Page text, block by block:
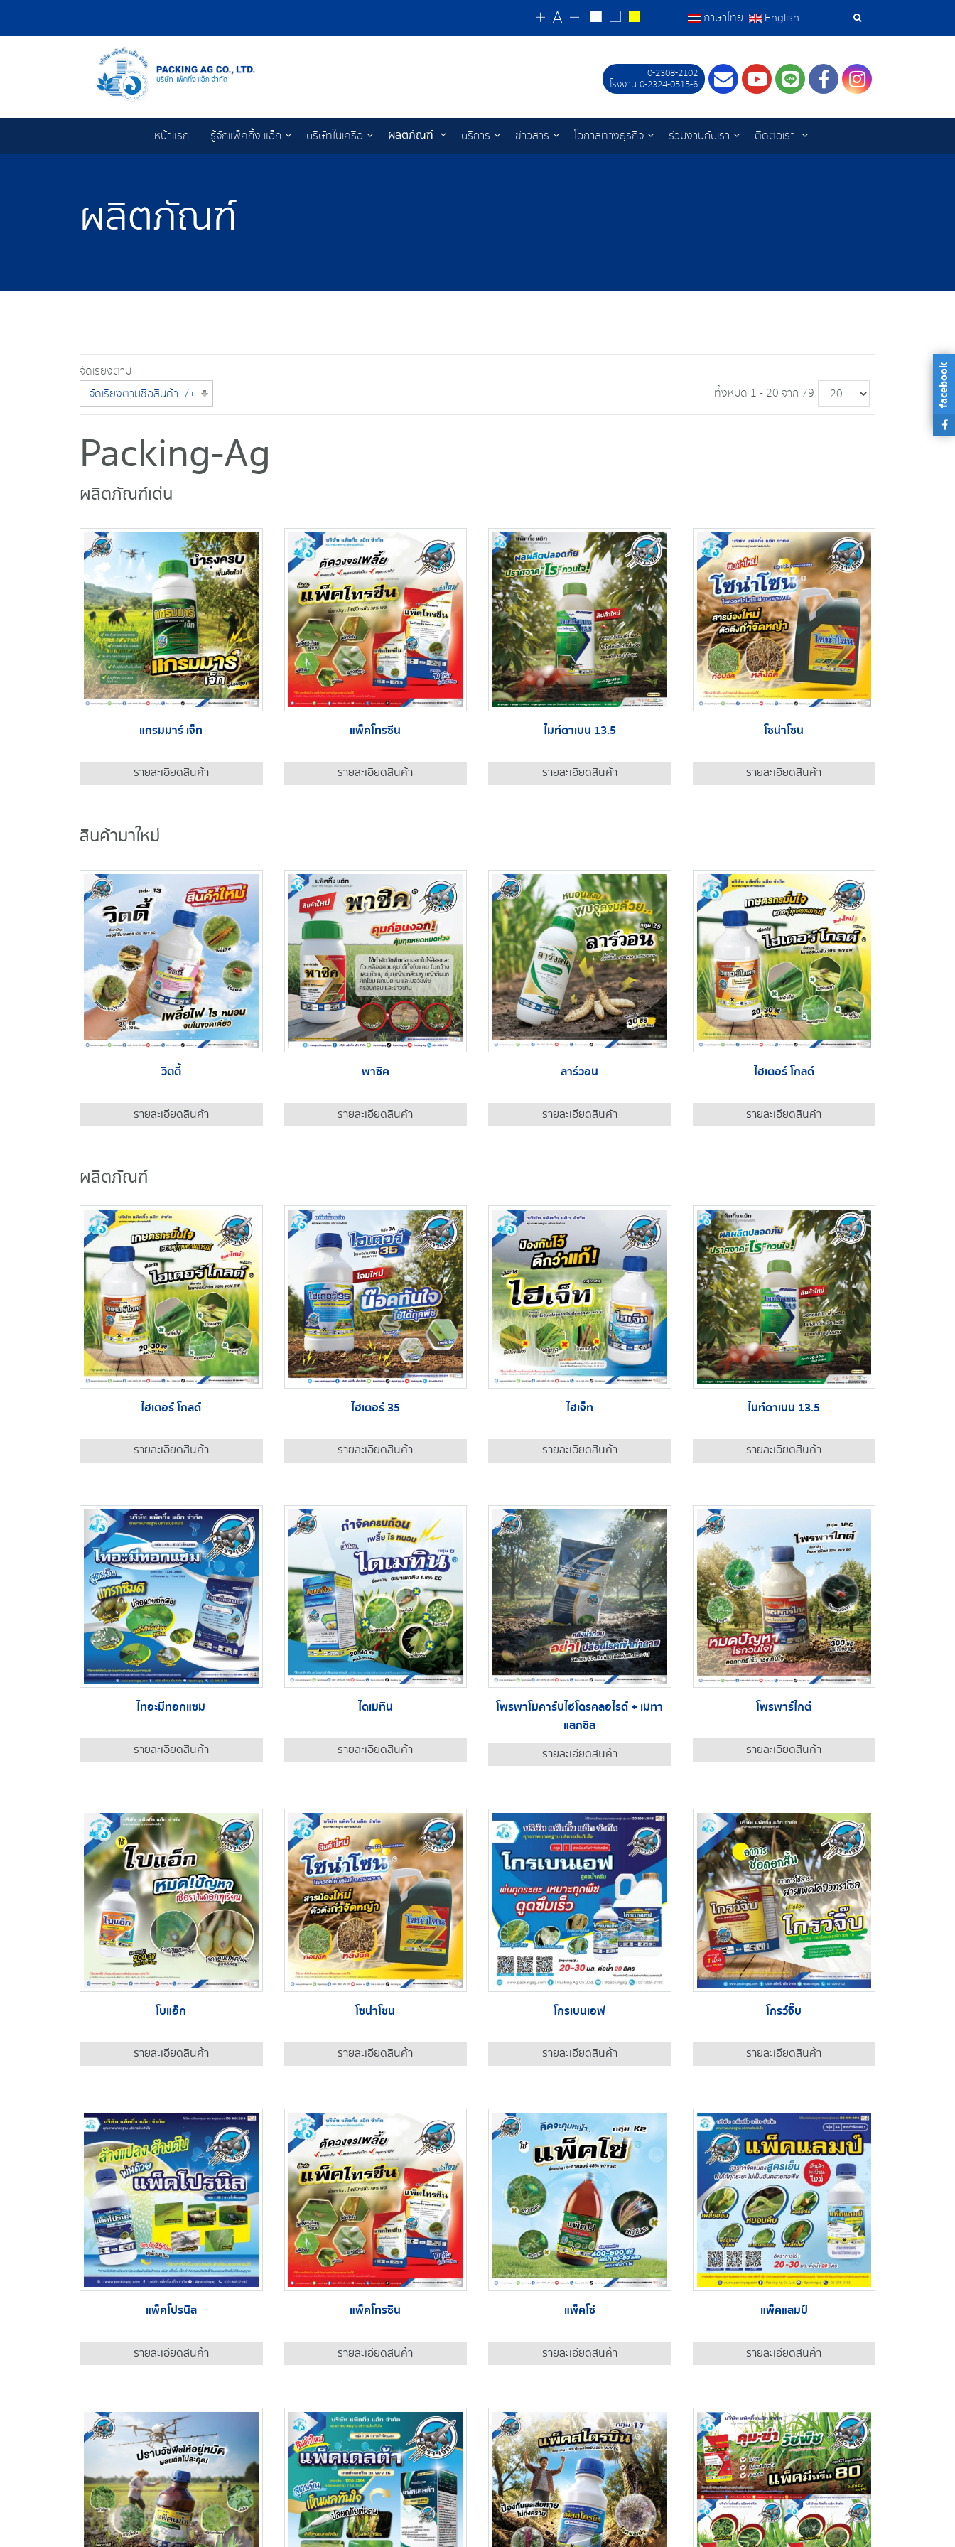
เครื่อง
ค้นหา
ภาษาไทย English
0-2308-2102
โรงงาน 0-2324-0515-6
ContactYoutube
LINEFacebookInstagram
หน้าแรก รู้จักแพ็คกิ้ง แอ็ก บริษัทในเครือ ผลิตภัณฑ์ บริการ ข่าวสาร โอกาสทางธุรกิจ ร่วมงานกับเรา ติดต่อเรา
ผลิตภัณฑ์
จัดเรียงตาม
จัดเรียงตามชื่อสินค้า -/+
ทั้งหมด 1 - 20 จาก 79
Packing-Ag
ผลิตภัณฑ์เด่น
แกรมมาร์ เจ็ท
รายละเอียดสินค้า
แพ็คโทรซีน
รายละเอียดสินค้า
ไมท์ดาเบน 13.5
รายละเอียดสินค้า
โซน่าโซน
รายละเอียดสินค้า
สินค้ามาใหม่
วิตตี้
รายละเอียดสินค้า
พาซิค
รายละเอียดสินค้า
ลาร์วอน
รายละเอียดสินค้า
ไฮเตอร์ โกลด์
รายละเอียดสินค้า
ผลิตภัณฑ์
ไฮเตอร์ โกลด์
รายละเอียดสินค้า
ไฮเตอร์ 35
รายละเอียดสินค้า
ไฮเจ็ท
รายละเอียดสินค้า
ไมท์ดาเบน 13.5
รายละเอียดสินค้า
ไทอะมีทอกแซม
รายละเอียดสินค้า
ไดเมทิน
รายละเอียดสินค้า
โพรพาโมคาร์บไฮโดรคลอไรด์ + เมทา
แลกซิล
รายละเอียดสินค้า
โพรพาร์ไกต์
รายละเอียดสินค้า
โบแอ็ก
รายละเอียดสินค้า
โซน่าโซน
รายละเอียดสินค้า
โกรเบนเอฟ
รายละเอียดสินค้า
โกรว์จิ๊บ
รายละเอียดสินค้า
แพ็คโปรนิล
รายละเอียดสินค้า
แพ็คโทรซีน
รายละเอียดสินค้า
แพ็คโซ่
รายละเอียดสินค้า
แพ็คแลมป์
รายละเอียดสินค้า
facebook